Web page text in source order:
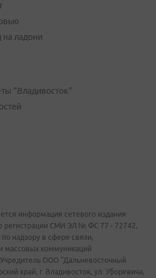
на ладони
"Владивосток"
информация сетевого издания
о регистрации СМИ ЭЛ № ФС 77 - 72742,
надзору в сфере связи,
массовых коммуникаций
ООО "Дальневосточный
край, г. Владивосток, ул. Уборевича,